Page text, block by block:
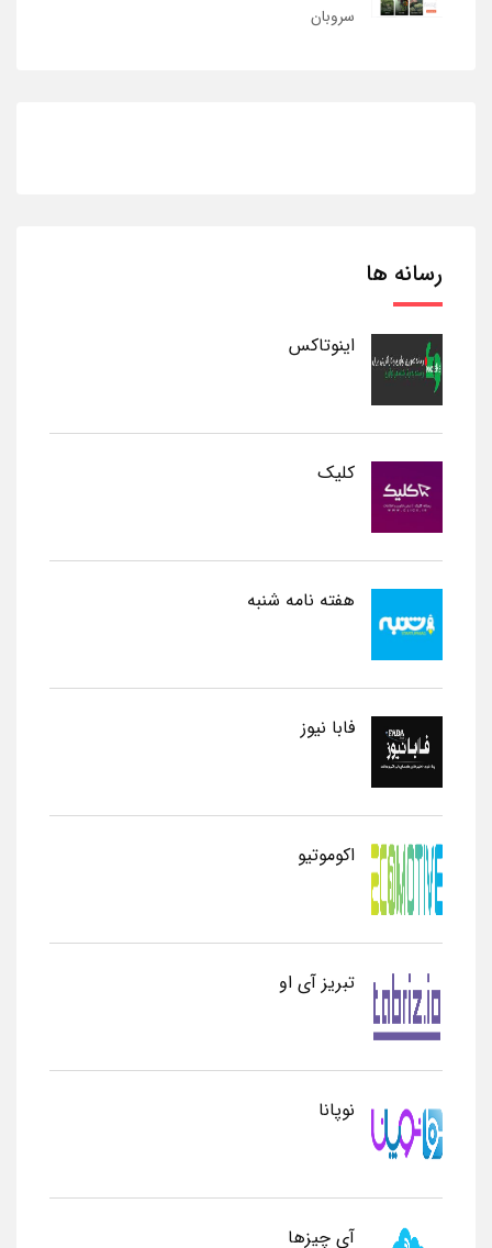
سروبان
رسانه ها
اینوتاکس
کلیک
هفته نامه شنبه
فابا نیوز
اکوموتیو
تبریز آی او
نوپانا
آی چیزها